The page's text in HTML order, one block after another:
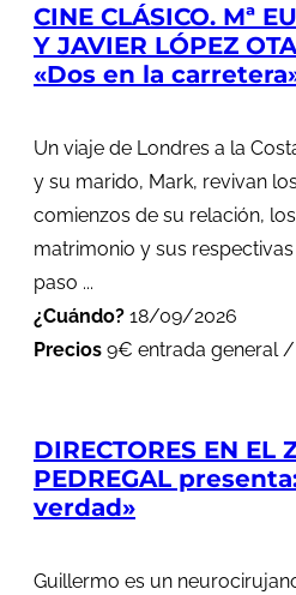
CINE CLÁSICO. Mª
Y JAVIER LÓPEZ
«Dos en la
Un viaje de Londres a la
y su marido, Mark, revivan
comienzos de su relación,
matrimonio y sus
paso ...
¿Cuándo? 18/09/2026
Precios 9€ entrada general
DIRECTORES EN EL
PEDREGAL
verdad»
Guillermo es un